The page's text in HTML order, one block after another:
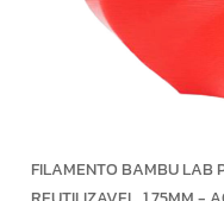
FILAMENTO BAMBU LAB